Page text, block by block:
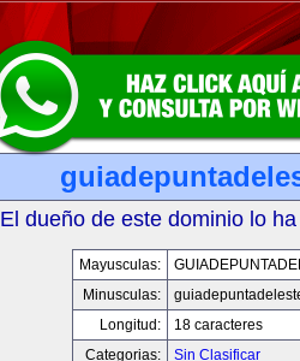
El dueño de este dominio lo
Mayusculas:
Minusculas:
Longitud:
18 caracteres
Categorias:
Sin Clasificar